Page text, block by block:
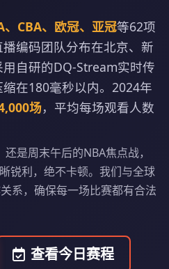
CBA、欧冠、亚冠等62项
编码团队分布在北京、新
自研的DQ-Stream实时传
在180毫秒以内。2024年
场，平均每场观看人数
是周末午后的NBA焦点战，
锐利，绝不卡顿。我们与全球
系，确保每一场比赛都有合法
查看今日赛程